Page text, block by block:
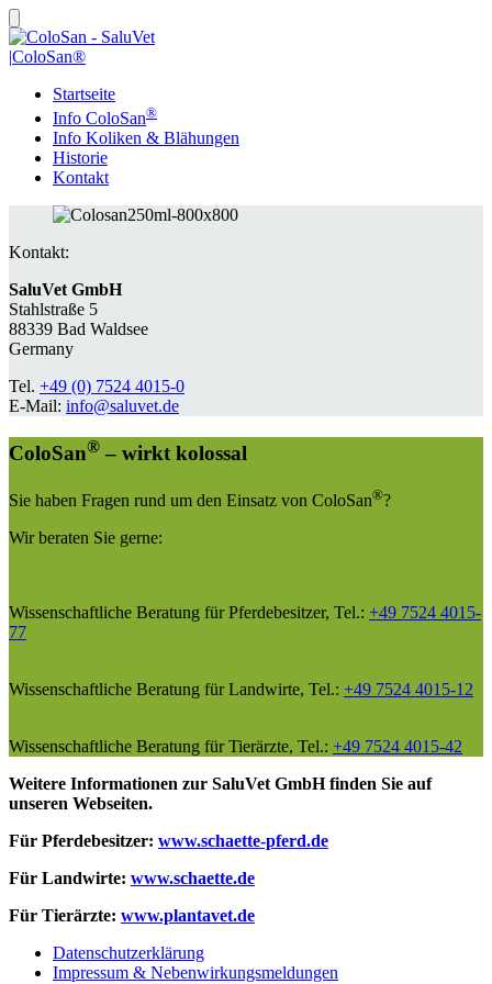
|ColoSan®
Startseite
Info ColoSan®
Info Koliken & Blähungen
Historie
Kontakt
Kontakt:
SaluVet GmbH
Stahlstraße 5
88339 Bad Waldsee
Germany
Tel. +49 (0) 7524 4015-0
E-Mail: info@saluvet.de
ColoSan® – wirkt kolossal
Sie haben Fragen rund um den Einsatz von ColoSan®?
Wir beraten Sie gerne:
Wissenschaftliche Beratung für Pferdebesitzer, Tel.: +49 7524 4015-
77
Wissenschaftliche Beratung für Landwirte, Tel.: +49 7524 4015-12
Wissenschaftliche Beratung für Tierärzte, Tel.: +49 7524 4015-42
Weitere Informationen zur SaluVet GmbH finden Sie auf
unseren Webseiten.
Für Pferdebesitzer: www.schaette-pferd.de
Für Landwirte: www.schaette.de
Für Tierärzte: www.plantavet.de
Datenschutzerklärung
Impressum & Nebenwirkungsmeldungen